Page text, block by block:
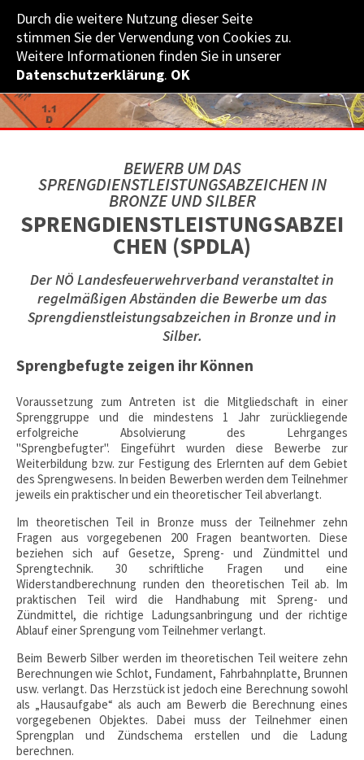
Durch die weitere Nutzung dieser Seite
stimmen Sie der Verwendung von Cookies zu.
Weitere Informationen finden Sie in unserer
Datenschutzerklärung. OK
BEWERB UM DAS
SPRENGDIENSTLEISTUNGSABZEICHEN IN
BRONZE UND SILBER
SPRENGDIENSTLEISTUNGSABZEI
CHEN (SPDLA)
Der NÖ Landesfeuerwehrverband veranstaltet in
regelmäßigen Abständen die Bewerbe um das
Sprengdienstleistungsabzeichen in Bronze und in
Silber.
Sprengbefugte zeigen ihr Können
Voraussetzung zum Antreten ist die Mitgliedschaft in einer
Sprenggruppe und die mindestens 1 Jahr zurückliegende
erfolgreiche Absolvierung des Lehrganges
"Sprengbefugter". Eingeführt wurden diese Bewerbe zur
Weiterbildung bzw. zur Festigung des Erlernten auf dem Gebiet
des Sprengwesens. In beiden Bewerben werden dem Teilnehmer
jeweils ein praktischer und ein theoretischer Teil abverlangt.
Im theoretischen Teil in Bronze muss der Teilnehmer zehn
Fragen aus vorgegebenen 200 Fragen beantworten. Diese
beziehen sich auf Gesetze, Spreng- und Zündmittel und
Sprengtechnik. 30 schriftliche Fragen und eine
Widerstandberechnung runden den theoretischen Teil ab. Im
praktischen Teil wird die Handhabung mit Spreng- und
Zündmittel, die richtige Ladungsanbringung und der richtige
Ablauf einer Sprengung vom Teilnehmer verlangt.
Beim Bewerb Silber werden im theoretischen Teil weitere zehn
Berechnungen wie Schlot, Fundament, Fahrbahnplatte, Brunnen
usw. verlangt. Das Herzstück ist jedoch eine Berechnung sowohl
als „Hausaufgabe“ als auch am Bewerb die Berechnung eines
vorgegebenen Objektes. Dabei muss der Teilnehmer einen
Sprengplan und Zündschema erstellen und die Ladung
berechnen.
NÖ­ LANDES­FEUERWEHR­VERBAND